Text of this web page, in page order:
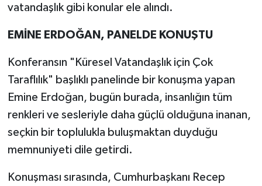
vatandaşlık gibi konular ele alındı.
EMİNE ERDOĞAN, PANELDE KONUŞTU
Konferansın "Küresel Vatandaşlık için Çok
Taraflılık" başlıklı panelinde bir konuşma yapan
Emine Erdoğan, bugün burada, insanlığın tüm
renkleri ve sesleriyle daha güçlü olduğuna inanan,
seçkin bir toplulukla buluşmaktan duyduğu
memnuniyeti dile getirdi.
Konuşması sırasında, Cumhurbaşkanı Recep